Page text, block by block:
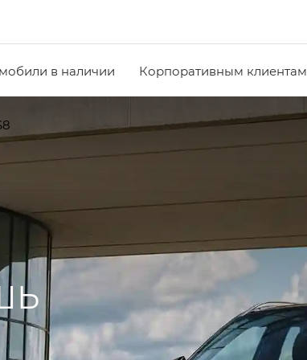
в наличии Корпоративным клиентам